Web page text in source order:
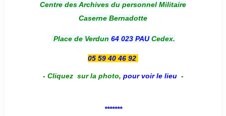
Centre des Archives du personnel Militaire
Caserne Bernadotte
Place de Verdun 64 023 PAUCedex.
05 59 40 46 92
- Cliquez sur la photo, pour voir le lieu -
*******